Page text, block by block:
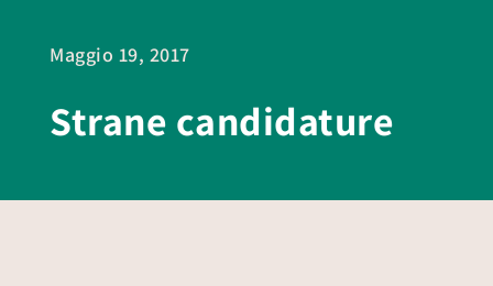
Maggio 19, 2017
Strane candidature